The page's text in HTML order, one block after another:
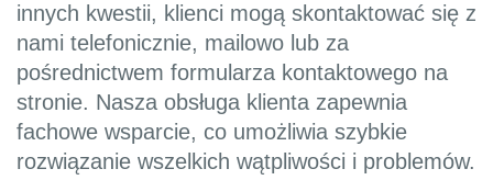
innych kwestii, klienci mogą skontaktować się z
nami telefonicznie, mailowo lub za
pośrednictwem formularza kontaktowego na
stronie. Nasza obsługa klienta zapewnia
fachowe wsparcie, co umożliwia szybkie
rozwiązanie wszelkich wątpliwości i problemów.